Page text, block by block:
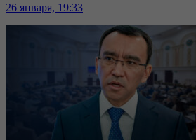
26 января, 19:33